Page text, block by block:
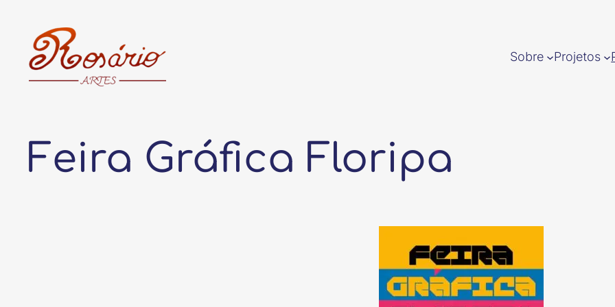
conteúdo
Sobre Projetos
Feira Gráfica Floripa